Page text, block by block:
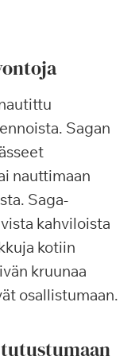
Sagan
nauttimaan
Saga-
kahviloista
kotiin
kruunaa
osallistumaan.